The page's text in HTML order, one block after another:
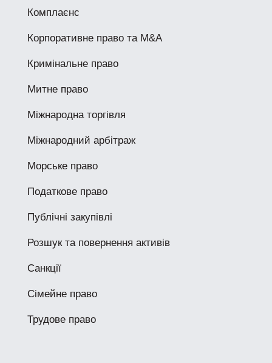
Комплаєнс
Корпоративне право та M&A
Кримінальне право
Митне право
Міжнародна торгівля
Міжнародний арбітраж
Морське право
Податкове право
Публічні закупівлі
Розшук та повернення активів
Санкції
Сімейне право
Трудове право